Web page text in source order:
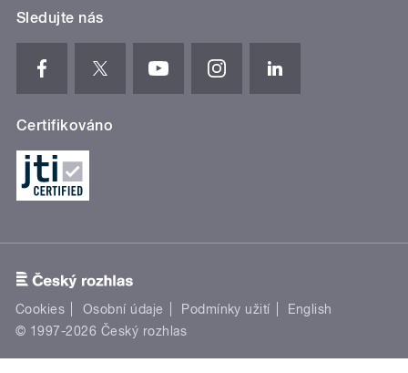
Sledujte nás
Certifikováno
Cookies Osobní údaje Podmínky užití
English
© 1997-2026 Český rozhlas